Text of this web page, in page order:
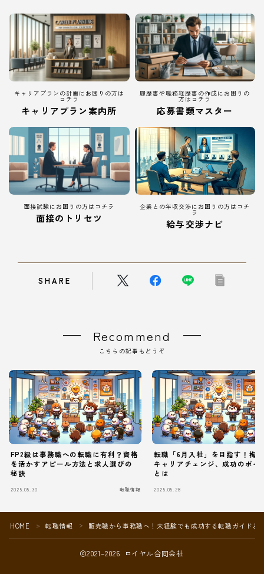
Follow Me
キャリアプランの計画にお困りの方は
コチラ
キャリアプラン案内所
履歴書や職務経歴書の作成にお困りの
方はコチラ
応募書類マスター
面接試験にお困りの方はコチラ
面接のトリセツ
企業との年収交渉にお困りの方はコチ
ラ
給与交渉ナビ
SHARE
Recommend
こちらの記事もどうぞ
FP2級は事務職への転職に有利？資格
を活かすアピール方法と求人選びの
秘訣
2025.05.30 転職情報
転職「6月入社」を目指す！梅
キャリアチェンジ、成功のポイ
とは
2025.05.28
HOME ＞ 転職情報 ＞ 販売職から事務職へ！未経験でも成功する転職ガイドと
2021–2026 ロイヤル合同会社